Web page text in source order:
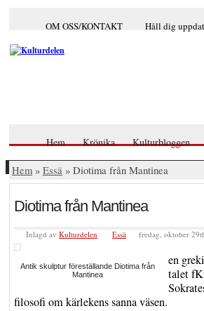
OM OSS/KONTAKT Håll dig
Hem Krönika Kulturbloggen
Hem » Essä » Diotima från Mantinea
Diotima från Mantinea
Inlagd av Kulturdelen Essä fredag, oktober
Antik skulptur föreställande Diotima från
Mantinea
en
talet
filosofi om kärlekens sanna väsen.